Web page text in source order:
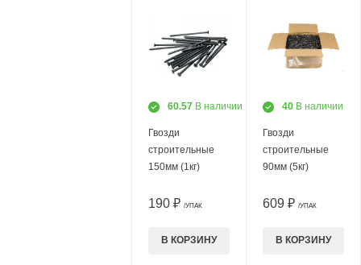
60.57 В наличии
Гвозди
строительные
150мм (1кг)
190 ₽ /УПАК
В КОРЗИНУ
40 В наличии
Гвозди
строительные
90мм (5кг)
609 ₽ /УПАК
В КОРЗИНУ